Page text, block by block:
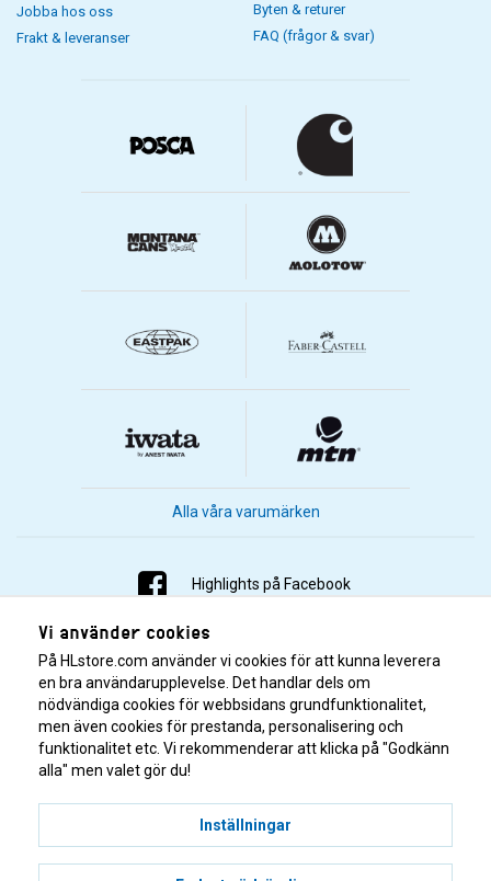
Jobba hos oss
Frakt & leveranser
Byten & returer
FAQ (frågor & svar)
Alla våra varumärken
Highlights på Facebook
Highlights på Instagram
Highlights på Youtube
Highlights på Tiktok
Vi använder cookies
På HLstore.com använder vi cookies för att kunna leverera
en bra användarupplevelse. Det handlar dels om
nödvändiga cookies för webbsidans grundfunktionalitet,
men även cookies för prestanda, personalisering och
funktionalitet etc. Vi rekommenderar att klicka på "Godkänn
alla" men valet gör du!
Inställningar